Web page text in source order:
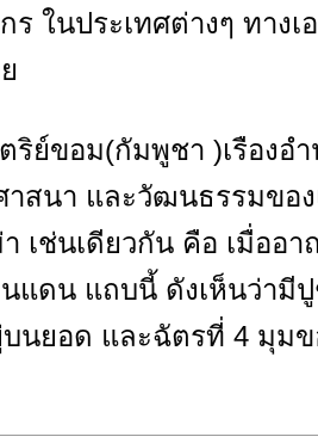
ร ในประเทศต่างๆ ทาง
ริย์ขอม(กัมพูชา )เรืองอ
าสนา และวัฒนธรรมขอ
เช่นเดียวกัน คือ เมื่ออ
แดน แถบนี้ ดังเห็นว่ามี
นยอด และฉัตรที่ 4 มุม